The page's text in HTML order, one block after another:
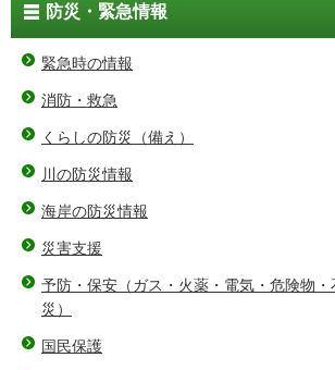
防災・緊急情報
緊急時の情報
消防・救急
くらしの防災（備え）
川の防災情報
海岸の防災情報
災害支援
予防・保安（ガス・火薬・電気・危険物
災）
国民保護